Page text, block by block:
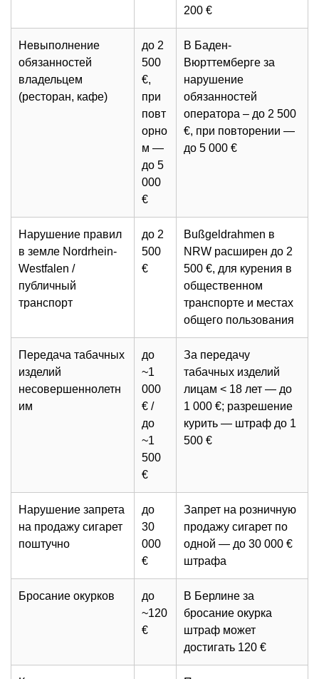
200 €
Невыполнение
обязанностей
владельцем
(ресторан, кафе)
до 2
500
€,
при
повт
орно
м —
до 5
000
€
В Баден-
Вюрттемберге за
нарушение
обязанностей
оператора – до 2 500
€, при повторении —
до 5 000 €
Нарушение правил
в земле Nordrhein-
Westfalen /
публичный
транспорт
до 2
500
€
Bußgeldrahmen в
NRW расширен до 2
500 €, для курения в
общественном
транспорте и местах
общего пользования
Передача табачных
изделий
несовершеннолетн
им
до
~1
000
€ /
до
~1
500
€
За передачу
табачных изделий
лицам < 18 лет — до
1 000 €; разрешение
курить — штраф до 1
500 €
Нарушение запрета
на продажу сигарет
поштучно
до
30
000
€
Запрет на розничную
продажу сигарет по
одной — до 30 000 €
штрафа
Бросание окурков
до
~120
€
В Берлине за
бросание окурка
штраф может
достигать 120 €